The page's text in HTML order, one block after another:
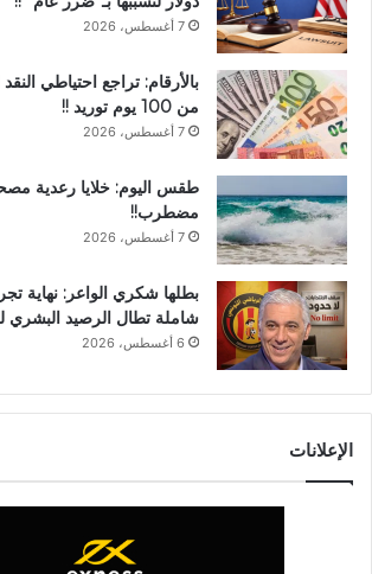
7 أغسطس، 2026
بالأرقام: تراجع احتياطي
من 100 يوم توريد !!
7 أغسطس، 2026
طقس اليوم: خلايا رعدية
مضطرب!!
7 أغسطس، 2026
بطلها شكري الواعر: نهاية
شاملة تطال الرصيد البشري
6 أغسطس، 2026
الإعلانات